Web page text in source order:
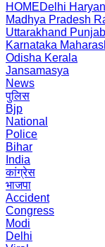
HOMEDelhi
Madhya Pradesh
Uttarakhand Punjab
Karnataka
Odisha Kerala
Jansamasya
News
पुलिस
Bjp
National
Police
Bihar
India
कांग्रेस
भाजपा
Accident
Congress
Modi
Delhi